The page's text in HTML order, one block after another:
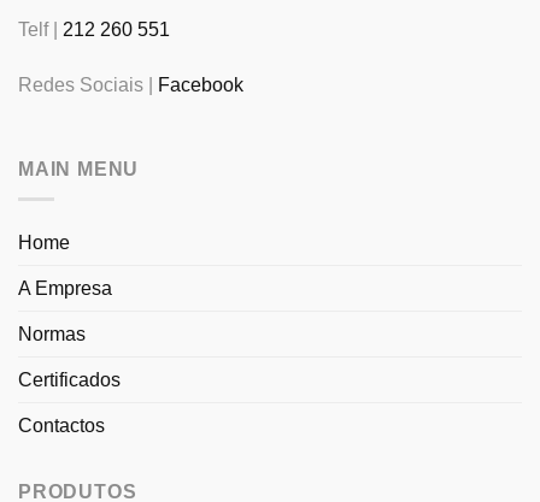
Telf | 212 260 551
Redes Sociais | Facebook
MAIN MENU
Home
A Empresa
Normas
Certificados
Contactos
PRODUTOS